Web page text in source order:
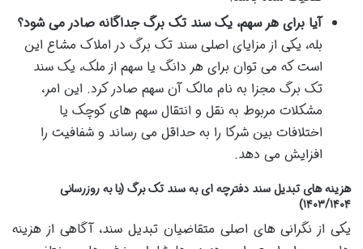
آیا برای هر سهم، یک سند تک برگ جداگانه صادر می شود؟
بله، یکی از مزایای اصلی سند تک برگ در املاک مشاع این
است که می توان برای هر دانگ یا سهم از ملک، یک سند
تک برگ مجزا به نام مالک آن سهم صادر کرد. این امر،
مشکلات مربوط به نقل و انتقال سهم های کوچک یا
اختلافات بین شرکا را به حداقل می رساند و شفافیت را
افزایش می دهد.
هزینه های تبدیل سند دفترچه ای به سند تک برگ (با به روزرسانی
۱۴۰۳/۱۴۰۴)
یکی از نگرانی های اصلی متقاضیان تبدیل سند، آگاهی از هزینه